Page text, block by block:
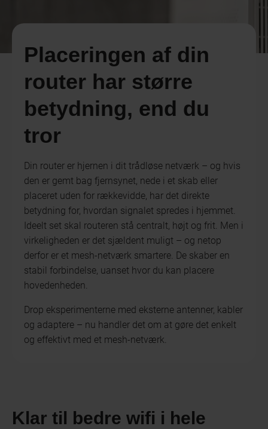
Placeringen af din
router har større
betydning, end du
tror
Din router er hjernen i dit trådløse netværk – og hvis
den er gemt bag fjernsynet, nede i et skab eller
placeret uden for rækkevidde, har det direkte
betydning for, hvordan signalet spredes i hjemmet.
Ideelt set skal routeren stå centralt, højt og frit. Men i
virkeligheden er det sjældent muligt – og netop
derfor er et mesh-netværk smartere. De skaber en
stabil forbindelse, uanset hvor du kan placere
hovedenheden.
Drop eksperimenterne med eksterne antenner, kabler
og adaptere – nu handler det om at gøre det enkelt
og effektivt med et mesh-netværk.
Klar til bedre wifi i hele